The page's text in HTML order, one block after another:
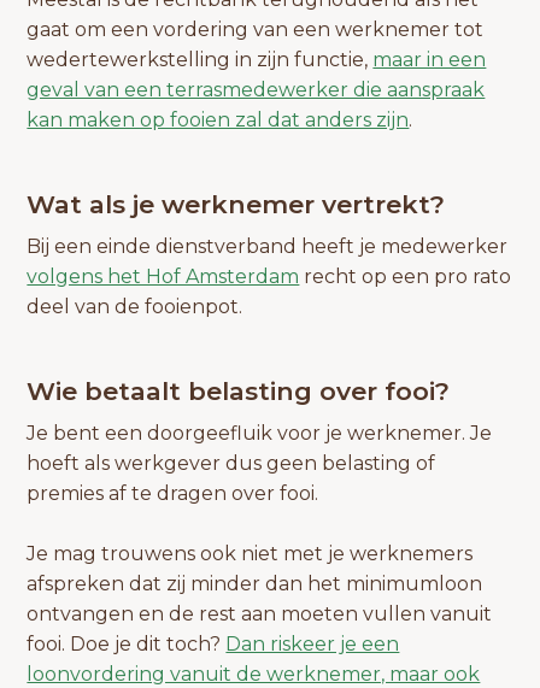
gaat om een vordering van een werknemer tot
wedertewerkstelling in zijn functie, maar in een
geval van een terrasmedewerker die aanspraak
kan maken op fooien zal dat anders zijn.
Wat als je werknemer vertrekt?
Bij een einde dienstverband heeft je medewerker
volgens het Hof Amsterdam recht op een pro rato
deel van de fooienpot.
Wie betaalt belasting over fooi?
Je bent een doorgeefluik voor je werknemer. Je
hoeft als werkgever dus geen belasting of
premies af te dragen over fooi.
Je mag trouwens ook niet met je werknemers
afspreken dat zij minder dan het minimumloon
ontvangen en de rest aan moeten vullen vanuit
fooi. Doe je dit toch? Dan riskeer je een
loonvordering vanuit de werknemer, maar ook